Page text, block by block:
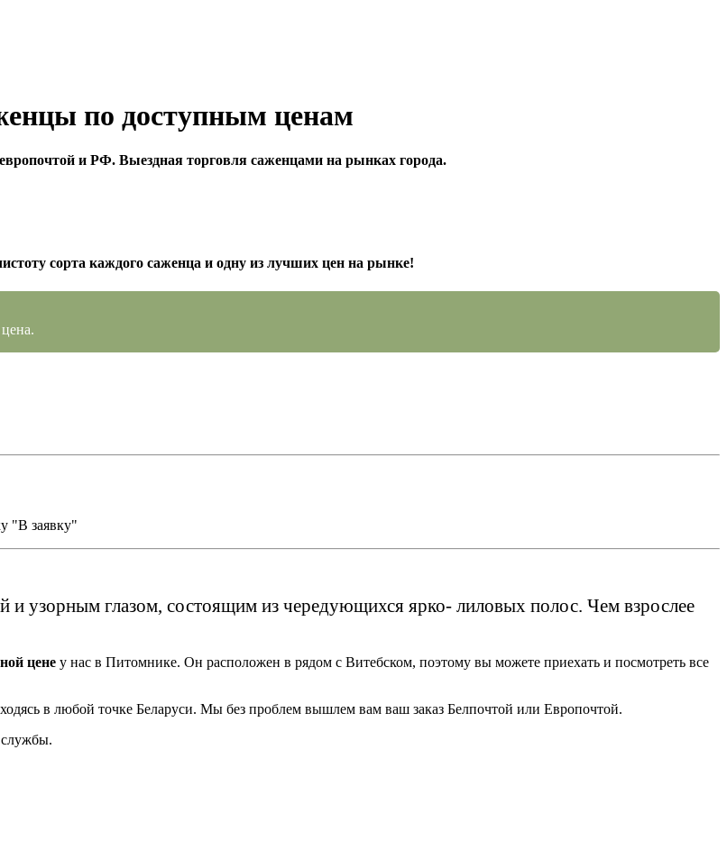
по доступным ценам
и РФ. Выездная торговля саженцами на рынках города.
сорта каждого саженца и одну из лучших цен на рынке!
"В заявку"
и узорным глазом, состоящим из чередующихся ярко- лиловых полос. Чем взрослее
цене у нас в Питомнике. Он расположен в рядом с Витебском, поэтому вы можете приехать и посмотреть все
в любой точке Беларуси. Мы без проблем вышлем вам ваш заказ Белпочтой или Европочтой.
службы.